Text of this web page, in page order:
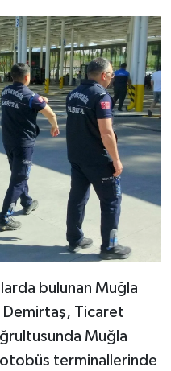
bulunan Muğla
Ticaret
Muğla
terminallerinde